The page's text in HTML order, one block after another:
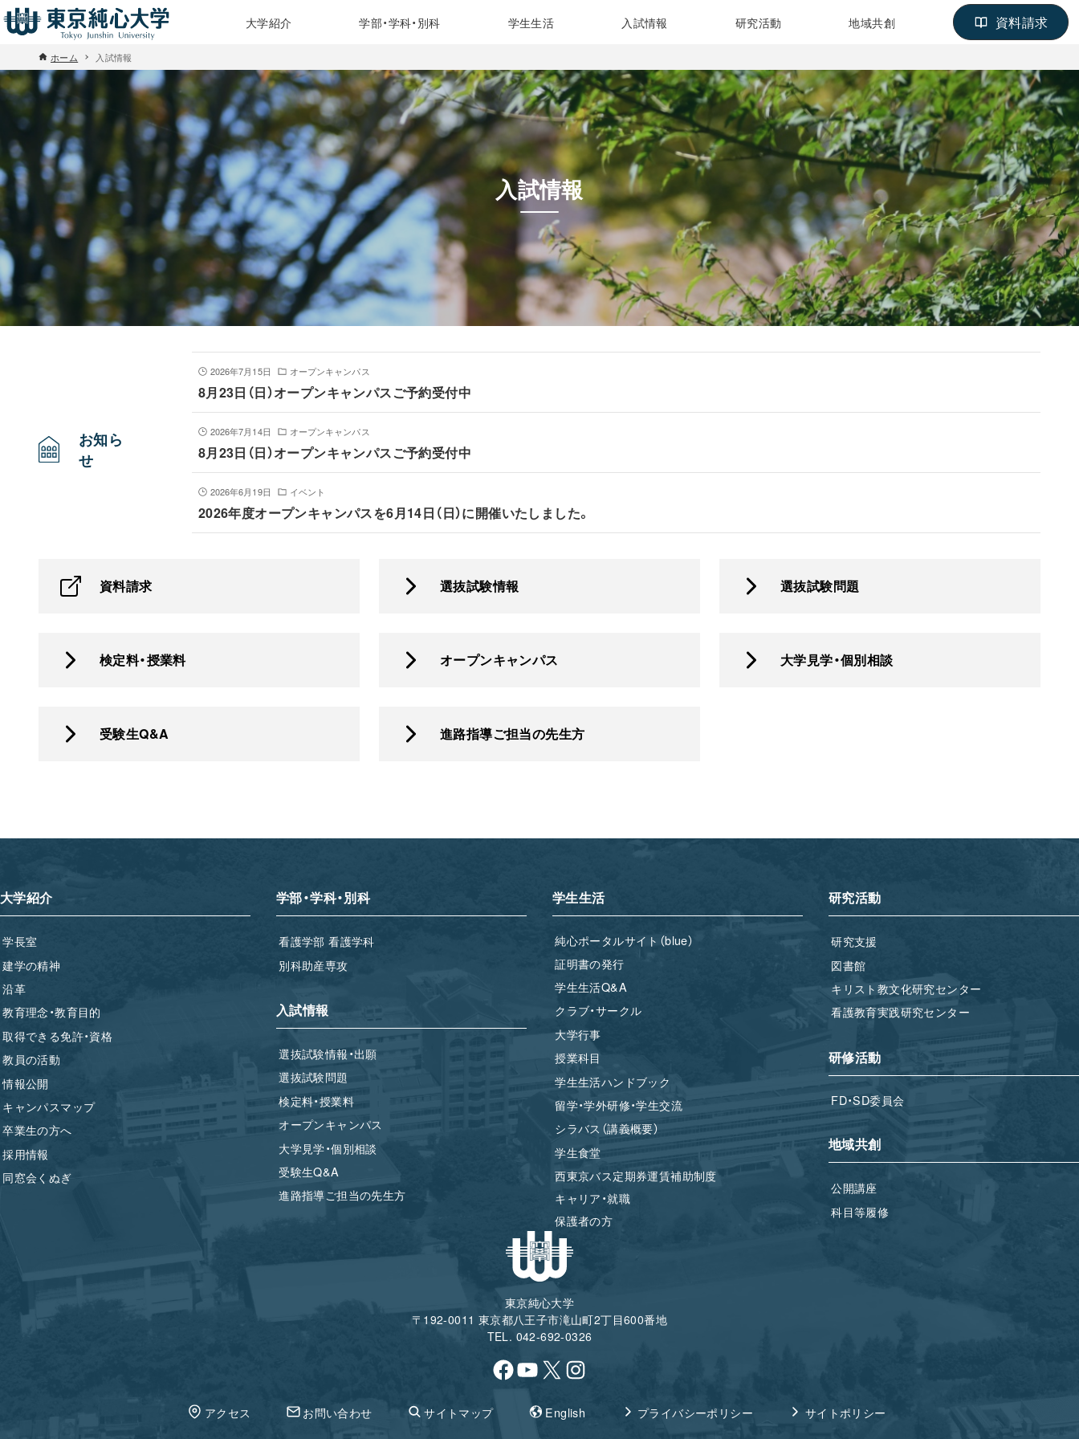
大学紹介 学部・学科・別科 学生生活 入試情報 研究活動 地域共創 資料請求
ホーム 入試情報
入試情報
お知ら
せ
2026年7月15日 オープンキャンパス
8月23日（日）オープンキャンパスご予約受付中
2026年7月14日 オープンキャンパス
8月23日（日）オープンキャンパスご予約受付中
2026年6月19日 イベント
2026年度オープンキャンパスを6月14日（日）に開催いたしました。
資料請求 選抜試験情報 選抜試験問題
検定料・授業料 オープンキャンパス 大学見学・個別相談
受験生Q&A 進路指導ご担当の先生方
大学紹介
学長室
建学の精神
沿革
教育理念・教育目的
取得できる免許・資格
教員の活動
情報公開
キャンパスマップ
卒業生の方へ
採用情報
同窓会くぬぎ
学部・学科・別科
看護学部 看護学科
別科助産専攻
入試情報
選抜試験情報・出願
選抜試験問題
検定料・授業料
オープンキャンパス
大学見学・個別相談
受験生Q&A
進路指導ご担当の先生方
学生生活
純心ポータルサイト（blue）
証明書の発行
学生生活Q&A
クラブ・サークル
大学行事
授業科目
学生生活ハンドブック
留学・学外研修・学生交流
シラバス（講義概要）
学生食堂
西東京バス定期券運賃補助制度
キャリア・就職
保護者の方
研究活動
研究支援
図書館
キリスト教文化研究センター
看護教育実践研究センター
研修活動
FD・SD委員会
地域共創
公開講座
科目等履修
東京純心大学
〒192-0011 東京都八王子市滝山町2丁目600番地
TEL. 042-692-0326
Facebook
YouTube
X Instagram
アクセス お問い合わせ サイトマップ English プライバシーポリシー サイトポリシー